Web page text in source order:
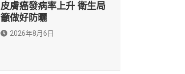
皮膚癌發病率上升 衛生局
籲做好防曬
2026年8月6日